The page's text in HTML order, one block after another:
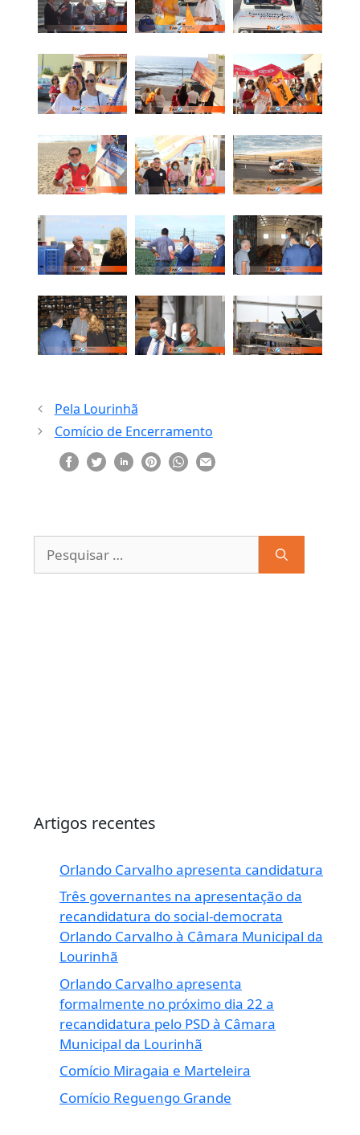
Pela Lourinhã
Comício de Encerramento
por:
Artigos recentes
Orlando Carvalho apresenta candidatura
Três governantes na apresentação da
recandidatura do social-democrata
Orlando Carvalho à Câmara Municipal da
Lourinhã
Orlando Carvalho apresenta
formalmente no próximo dia 22 a
recandidatura pelo PSD à Câmara
Municipal da Lourinhã
Comício Miragaia e Marteleira
Comício Reguengo Grande